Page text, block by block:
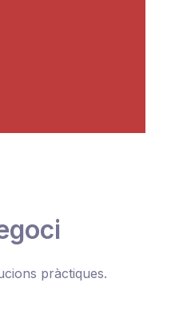
pràctiques.